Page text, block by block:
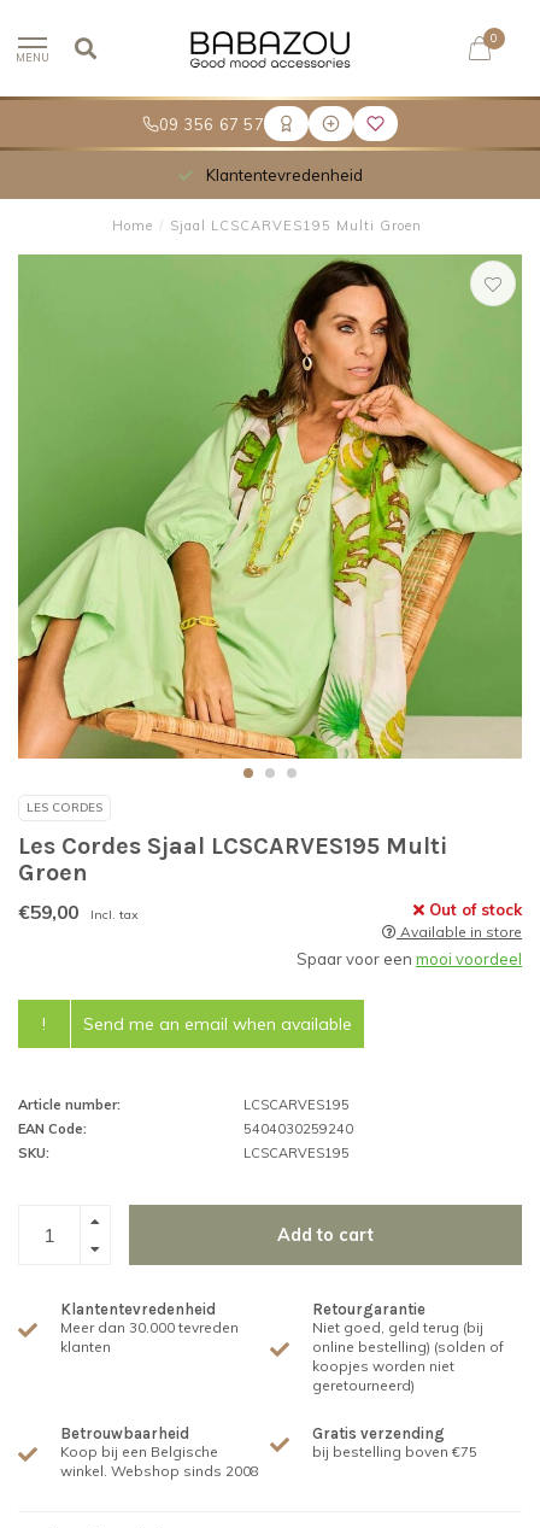
09 356 67 57
MENU
0
Klantentevredenheid
Home / Sjaal LCSCARVES195 Multi Groen
LES CORDES
Les Cordes Sjaal LCSCARVES195 Multi
Groen
€59,00 Incl. tax Out of stock
Available in store
Spaar voor een mooi voordeel
! Send me an email when available
Article number:
LCSCARVES195
EAN Code:
5404030259240
SKU:
LCSCARVES195
Add to cart
Klantentevredenheid
Meer dan 30.000 tevreden
klanten
Retourgarantie
Niet goed, geld terug (bij
online bestelling) (solden of
koopjes worden niet
geretourneerd)
Betrouwbaarheid
Koop bij een Belgische
winkel. Webshop sinds 2008
Gratis verzending
bij bestelling boven €75